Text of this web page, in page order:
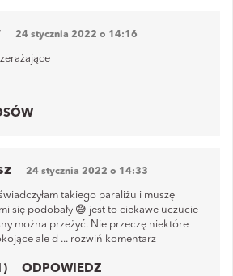
24 stycznia 2022 o 14:16
24 stycznia 2022 o 14:33
takiego paraliżu i muszę
się podobały 😅 jest to ciekawe uczucie
można przeżyć. Nie przeczę niektóre
ale d ... rozwiń komentarz
ODPOWIEDZ